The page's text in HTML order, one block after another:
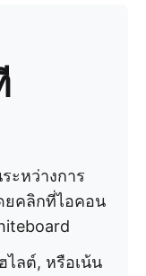
ะหว่างการ
ยคลิกที่ไอคอน
ไลต์, หรือเน้น